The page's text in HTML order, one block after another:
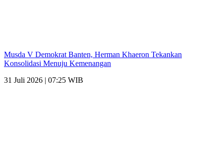
Musda V Demokrat Banten, Herman Khaeron Tekankan
Konsolidasi Menuju Kemenangan
31 Juli 2026 | 07:25 WIB